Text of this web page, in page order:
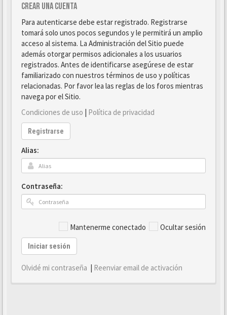
Crear una cuenta
Para autenticarse debe estar registrado. Registrarse
tomará solo unos pocos segundos y le permitirá un amplio
acceso al sistema. La Administración del Sitio puede
además otorgar permisos adicionales a los usuarios
registrados. Antes de identificarse asegúrese de estar
familiarizado con nuestros términos de uso y políticas
relacionadas. Por favor lea las reglas de los foros mientras
navega por el Sitio.
Condiciones de uso | Política de privacidad
Registrarse
Alias:
Contraseña:
Mantenerme conectado Ocultar sesión
Iniciar sesión
Olvidé mi contraseña | Reenviar email de activación